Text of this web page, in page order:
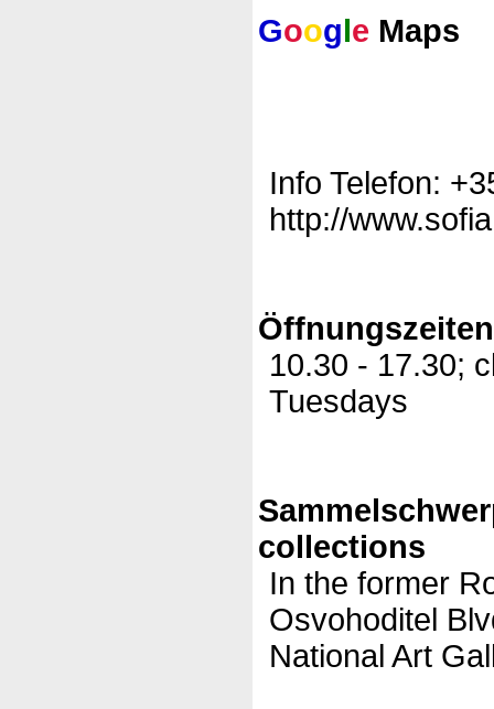
Google Maps
Info Telefon:
http://
10.30 - 17.30;
Tuesdays
collections
In the former
Osvohoditel
National Art